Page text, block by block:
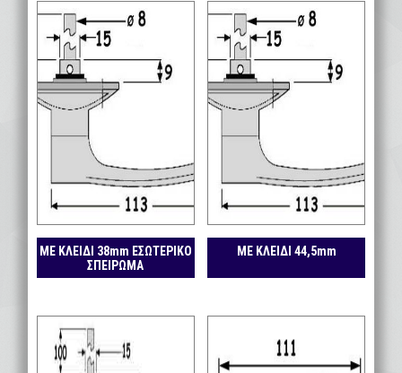
ΜΕ ΚΛΕΙΔΙ 38mm ΕΣΩΤΕΡΙΚΟ
ΣΠΕΙΡΩΜΑ
ΜΕ ΚΛΕΙΔΙ 44,5mm